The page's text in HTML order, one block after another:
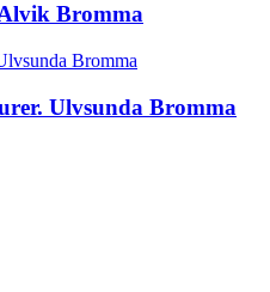
Bromma
Ulvsunda Bromma